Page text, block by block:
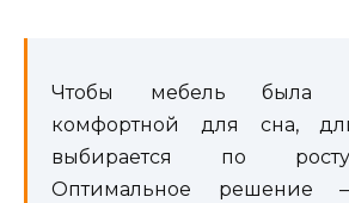
Чтобы мебель была
комфортной для сна,
выбирается по
Оптимальное решение